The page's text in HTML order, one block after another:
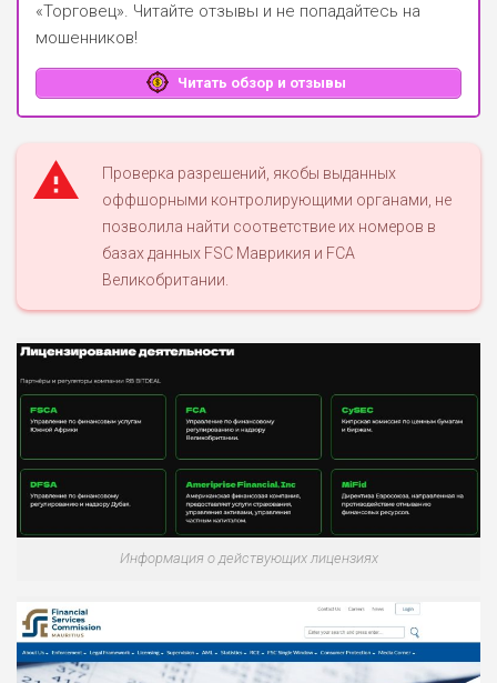
«Торговец». Читайте отзывы и не попадайтесь на
мошенников!
Читать обзор и отзывы
Проверка разрешений, якобы выданных
оффшорными контролирующими органами, не
позволила найти соответствие их номеров в
базах данных FSC Маврикия и FCA
Великобритании.
Информация о действующих лицензиях